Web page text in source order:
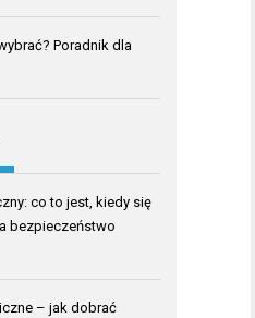
Poradnik dla
co to jest, kiedy się
bezpieczeństwo
– jak dobrać